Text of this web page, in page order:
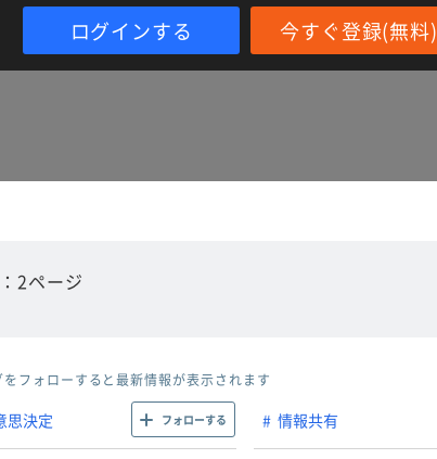
ログインする 今すぐ登録(無料)
2ページ
をフォローすると最新情報が表示されます
思決定 フォローする 情報共有